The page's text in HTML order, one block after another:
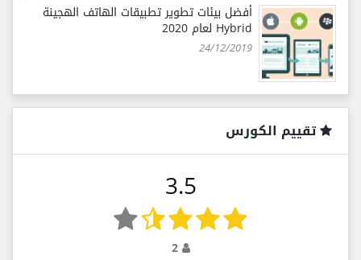
أفضل بيئات تطوير تطبيقات الهاتف الهجينة
Hybrid لعام 2020
24/12/2019
تقييم الكورس
3.5
2